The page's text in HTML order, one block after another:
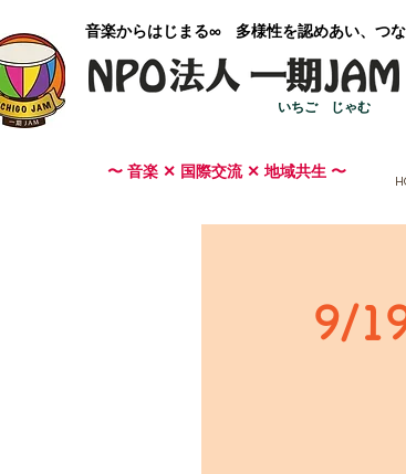
音楽からはじまる∞ 多様性を認めあい、つ
いちご じゃむ
〜 音楽 ✕ 国際交流 ✕ 地域共生 〜
9/